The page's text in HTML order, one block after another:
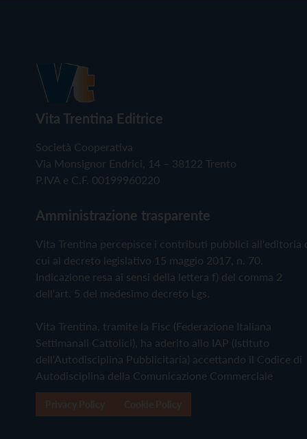
Vita Trentina Editrice
Società Cooperativa
Via Monsignor Endrici, 14 – 38122 Trento
P.IVA e C.F. 00199960220
Amministrazione trasparente
Vita Trentina percepisce i contributi pubblici all'editoria
cui al decreto legislativo 15 maggio 2017, n. 70.
Indicazione resa ai sensi della lettera f) del comma 2
dell'art. 5 del medesimo decreto Lgs.
Vita Trentina, tramite la Fisc (Federazione Italiana
Settimanali Cattolici), ha aderito allo IAP (Istituto
dell'Autodisciplina Pubblicitaria) accettando il Codice di
Autodisciplina della Comunicazione Commerciale